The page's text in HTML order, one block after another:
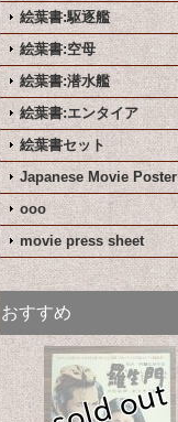
絵葉書:駆逐艦
絵葉書:空母
絵葉書:潜水艦
絵葉書:エンタイア
絵葉書セット
Japanese Movie Poster
ooo
movie press sheet
おすすめ